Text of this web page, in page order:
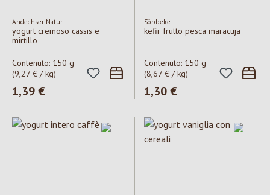
Andechser Natur
yogurt cremoso cassis e
mirtillo
Contenuto: 150 g
(9,27 € / kg)
Prezzo normale:
1,39 €
Söbbeke
kefir frutto pesca maracuja
Contenuto: 150 g
(8,67 € / kg)
Prezzo normale:
1,30 €